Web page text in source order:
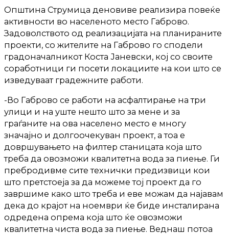
Општина Струмица деновиве реализира повеќе
активности во населеното место Габрово.
Задоволството од реализацијата на планираните
проекти, со жителите на Габрово го сподели
градоначалникот Коста Јаневски, кој со своите
соработници ги посети локациите на кои што се
изведуваат градежните работи.
-Во Габрово се работи на асфалтирање на три
улици и на уште нешто што за мене и за
граѓаните на ова населено место е многу
значајно и долгоочекуван проект, а тоа е
довршувањето на филтер станицата која што
треба да овозможи квалитетна вода за пиење. Ги
пребродивме сите технички предизвици кои
што претстоеја за да можеме тој проект да го
завршиме како што треба и еве можам да најавам
дека до крајот на ноември ќе биде инсталирана
одредена опрема која што ќе овозможи
квалитетна чиста вода за пиење. Веднаш потоа